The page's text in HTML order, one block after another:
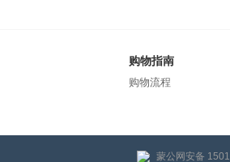
购物指南
购物流程
蒙公网安备